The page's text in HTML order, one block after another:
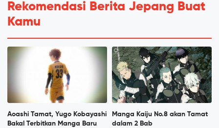
Rekomendasi Berita Jepang Buat
Kamu
Aoashi Tamat, Yugo Kobayashi
Bakal Terbitkan Manga Baru
Manga Kaiju No.8 akan Tamat
dalam 2 Bab